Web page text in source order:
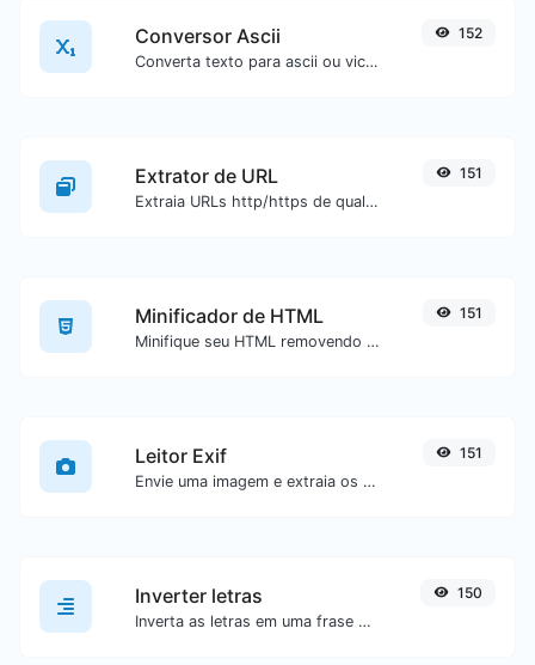
Conversor Ascii
Converta texto para ascii ou vice-versa para qualquer entrada de texto.
152
Extrator de URL
Extraia URLs http/https de qualquer tipo de conteúdo textual.
151
Minificador de HTML
Minifique seu HTML removendo todos os caracteres desnecessários.
151
Leitor Exif
Envie uma imagem e extraia os dados dela.
151
Inverter letras
Inverta as letras em uma frase ou parágrafo com facilidade.
150